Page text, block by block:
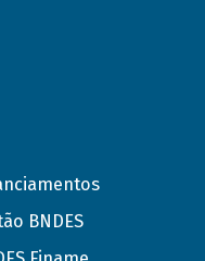
BNDES